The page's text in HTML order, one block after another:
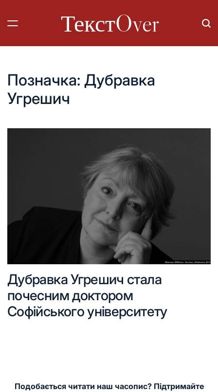
вмісту
ТекстOver
Позначка: Дубравка
Угрешич
Дубравка Угрешич стала
почесним доктором
Софійського університету
Подобається читати наш часопис? Підтримайте